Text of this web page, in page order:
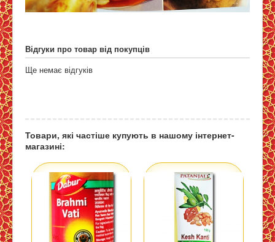
Відгуки про товар від покупців
Ще немає відгуків
Товари, які частіше купують в нашому інтернет-
магазині: